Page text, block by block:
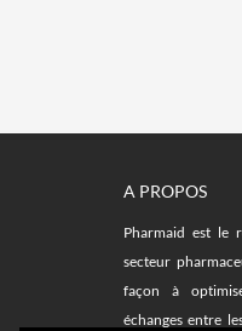
A PROPOS
Pharmaid est le
secteur
façon à
échanges entre